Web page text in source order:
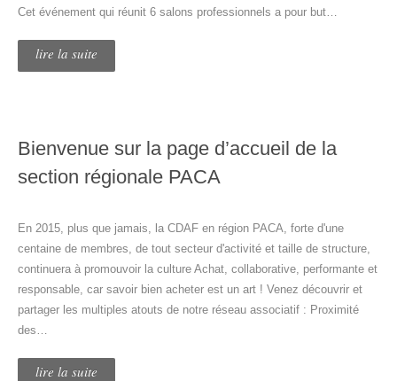
Cet événement qui réunit 6 salons professionnels a pour but…
lire la suite
Bienvenue sur la page d’accueil de la
section régionale PACA
En 2015, plus que jamais, la CDAF en région PACA, forte d'une
centaine de membres, de tout secteur d'activité et taille de structure,
continuera à promouvoir la culture Achat, collaborative, performante et
responsable, car savoir bien acheter est un art ! Venez découvrir et
partager les multiples atouts de notre réseau associatif : Proximité
des…
lire la suite